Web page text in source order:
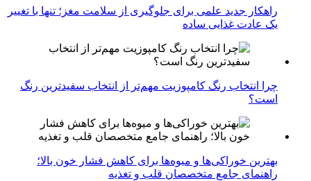
راهکار جدید علمی برای جلوگیری از سلامت مغز؛ تنها با تغییر
یک عادت غذایی ساده
چرا انتخاب رنگ کامپوزیت مهم‌تر از انتخاب سفیدترین رنگ
است؟
بهترین خوراکی‌ها و میوه‌ها برای کاهش فشار خون بالا؛
راهنمای جامع متخصصان قلب و تغذیه